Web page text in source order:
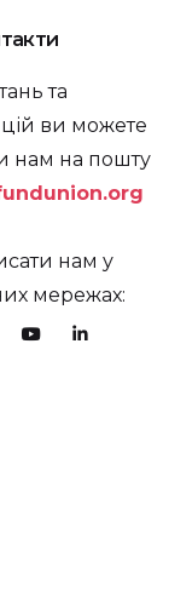
та
ви можете
нам на пошту
нам у
мережах: